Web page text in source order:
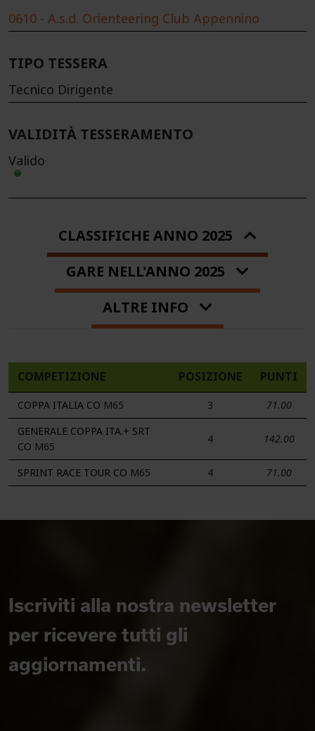
0610 - A.s.d. Orienteering Club Appennino
TIPO TESSERA
Tecnico Dirigente
VALIDITÀ TESSERAMENTO
Valido
CLASSIFICHE ANNO 2025
GARE NELL'ANNO 2025
ALTRE INFO
COMPETIZIONE POSIZIONE PUNTI
COPPA ITALIA CO M65 3
71.00
GENERALE COPPA ITA.+ SRT
CO M65
4 142.00
SPRINT RACE TOUR CO M65 4 71.00
Iscriviti alla nostra newsletter
per ricevere tutti gli
aggiornamenti.